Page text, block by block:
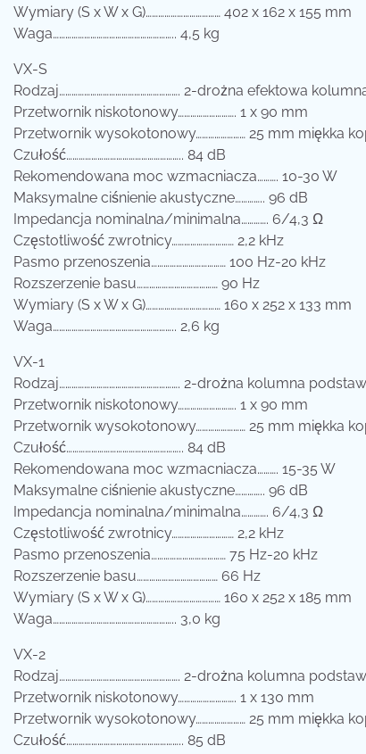
Wymiary (S x W x G)……………………………… 402 x 162 x 155 mm
Waga………………………………………………….. 4,5 kg
VX-S
Rodzaj…………………………………………………. 2-drożna efektowa
Przetwornik niskotonowy………………………. 1 x 90 mm
Przetwornik wysokotonowy…………………… 25 mm miękka
Czułość……………………………………………….. 84 dB
Rekomendowana moc wzmacniacza………. 10-30 W
Maksymalne ciśnienie akustyczne………….. 96 dB
Impedancja nominalna/minimalna…………. 6/4,3 Ω
Częstotliwość zwrotnicy………………………… 2,2 kHz
Pasmo przenoszenia……………………………… 100 Hz-20 kHz
Rozszerzenie basu………………………………… 90 Hz
Wymiary (S x W x G)……………………………… 160 x 252 x 133 mm
Waga………………………………………………….. 2,6 kg
VX-1
Rodzaj…………………………………………………. 2-drożna kolumna
Przetwornik niskotonowy………………………. 1 x 90 mm
Przetwornik wysokotonowy…………………… 25 mm miękka
Czułość……………………………………………….. 84 dB
Rekomendowana moc wzmacniacza………. 15-35 W
Maksymalne ciśnienie akustyczne………….. 96 dB
Impedancja nominalna/minimalna…………. 6/4,3 Ω
Częstotliwość zwrotnicy………………………… 2,2 kHz
Pasmo przenoszenia……………………………… 75 Hz-20 kHz
Rozszerzenie basu………………………………… 66 Hz
Wymiary (S x W x G)……………………………… 160 x 252 x 185 mm
Waga………………………………………………….. 3,0 kg
VX-2
Rodzaj…………………………………………………. 2-drożna kolumna
Przetwornik niskotonowy………………………. 1 x 130 mm
Przetwornik wysokotonowy…………………… 25 mm miękka
Czułość……………………………………………….. 85 dB